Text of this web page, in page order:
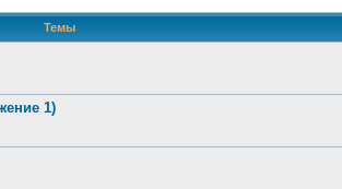
Темы
1)